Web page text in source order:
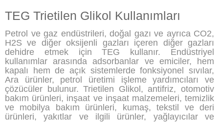
TEG Trietilen Glikol Kullanımları
Petrol ve gaz endüstrileri, doğal gazı ve ayrıca CO2,
H2S ve diğer oksijenli gazları içeren diğer gazları
dehidre etmek için TEG kullanır. Endüstriyel
kullanımlar arasında adsorbanlar ve emiciler, hem
kapalı hem de açık sistemlerde fonksiyonel sıvılar,
Ara ürünler, petrol üretimi işleme yardımcıları ve
çözücüler bulunur. Trietilen Glikol, antifriz, otomotiv
bakım ürünleri, inşaat ve inşaat malzemeleri, temizlik
ve mobilya bakım ürünleri, kumaş, tekstil ve deri
ürünleri, yakıtlar ve ilgili ürünler, yağlayıcılar ve